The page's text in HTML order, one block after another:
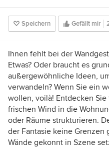
Speichern Gefällt mir
Ihnen fehlt bei der
Etwas? Oder braucht es
außergewöhnliche Ideen,
verwandeln? Wenn Sie ein
wollen, voilà! Entdecken
frischen Wind in die
oder Räume strukturieren.
der Fantasie keine Grenzen
Wände gekonnt in Szene